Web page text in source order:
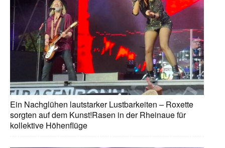
Ein Nachglühen lautstarker Lustbarkeiten – Roxette
sorgten auf dem Kunst!Rasen in der Rheinaue für
kollektive Höhenflüge